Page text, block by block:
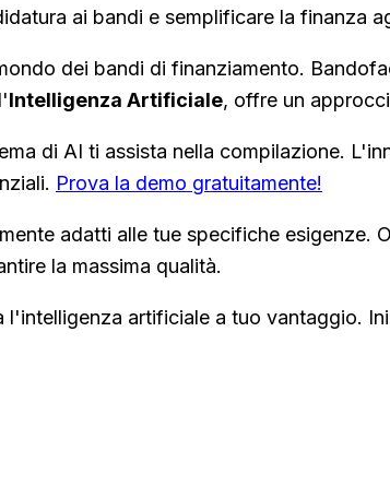
ai bandi e semplificare la finanza
dei bandi di finanziamento.
Intelligenza Artificiale, offre un
di AI ti assista nella compilazione.
Prova la demo gratuitamente!
adatti alle tue specifiche esigenze.
la massima qualità.
artificiale a tuo vantaggio.